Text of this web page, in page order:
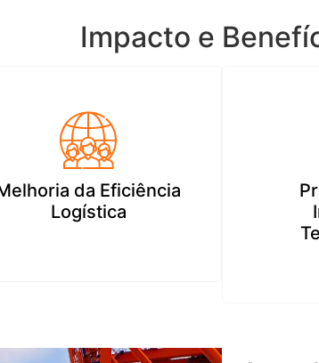
Impacto e
da Eficiência
Logística